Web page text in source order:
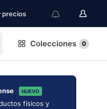
precios
Colecciones 0
NUEVO
físicos y